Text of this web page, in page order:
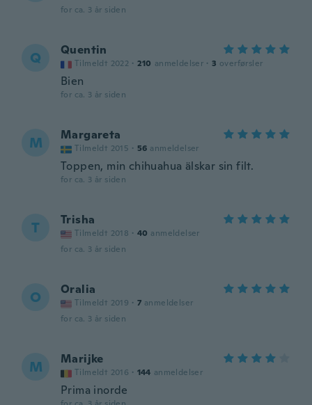
for ca. 3 år siden
Q Quentin
Tilmeldt 2022 · 210 anmeldelser · 3 overførsler
Bien
for ca. 3 år siden
M Margareta
Tilmeldt 2015 · 56 anmeldelser
Toppen, min chihuahua älskar sin filt.
for ca. 3 år siden
T Trisha
Tilmeldt 2018 · 40 anmeldelser
for ca. 3 år siden
O Oralia
Tilmeldt 2019 · 7 anmeldelser
for ca. 3 år siden
M Marijke
Tilmeldt 2016 · 144 anmeldelser
Prima inorde